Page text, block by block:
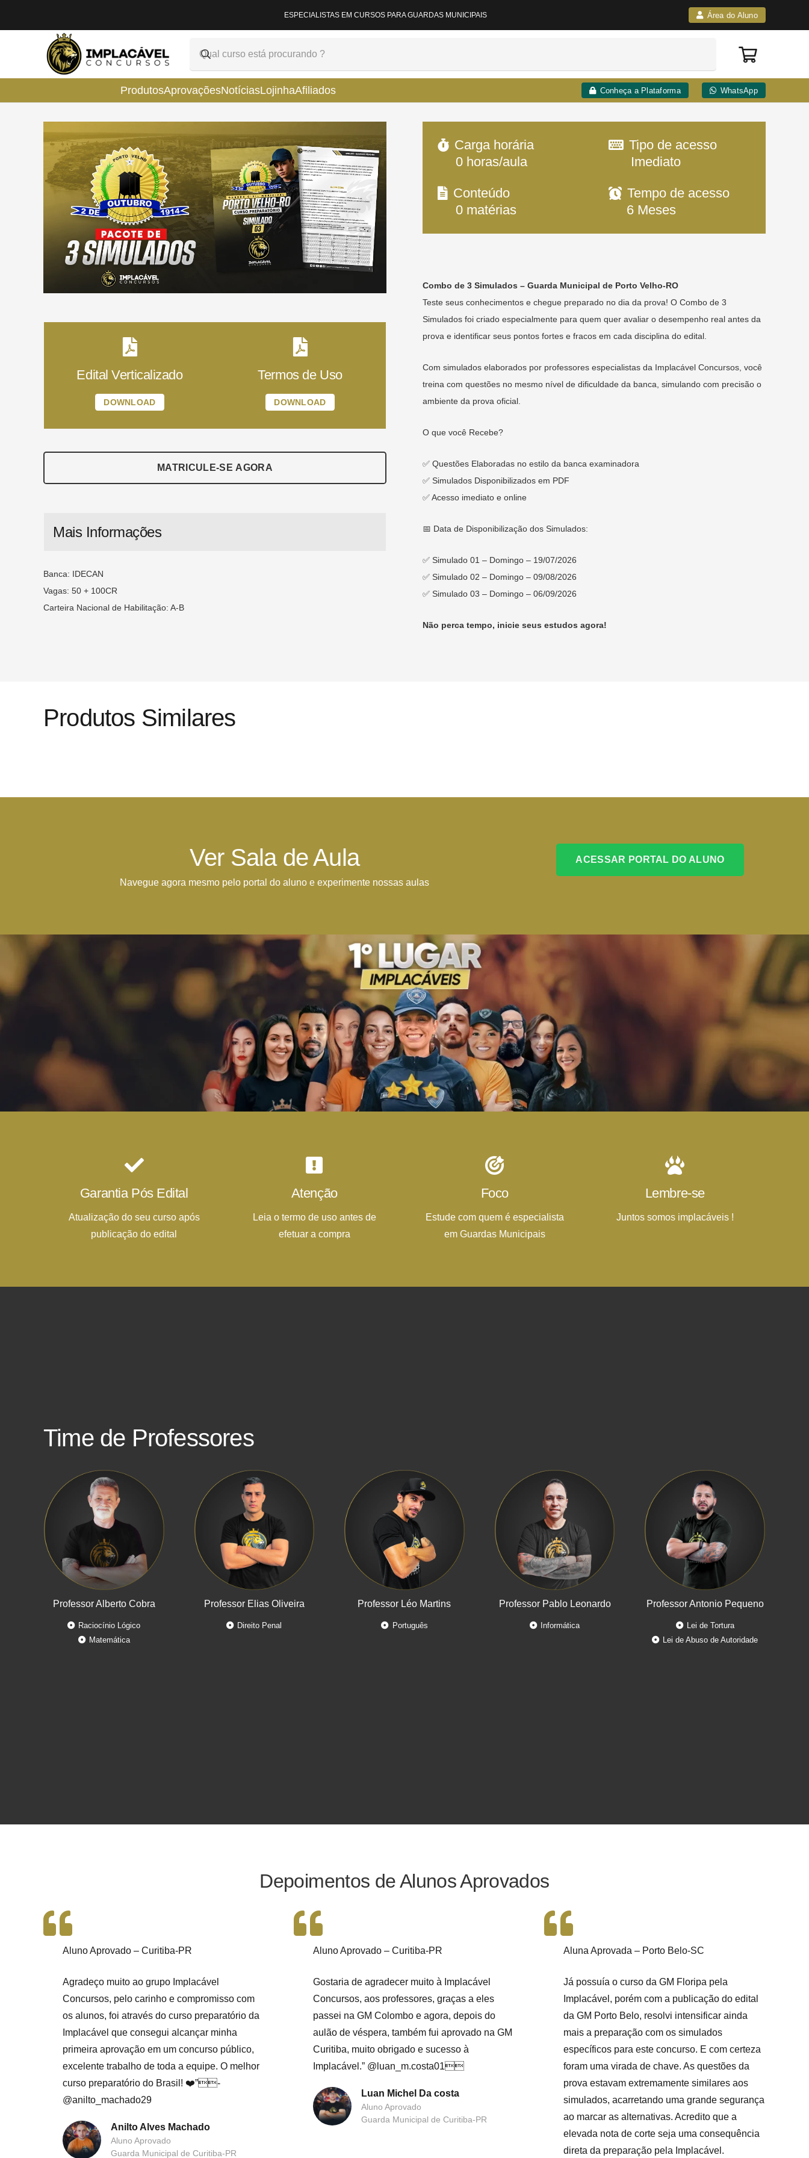
ESPECIALISTAS EM CURSOS PARA GUARDAS MUNICIPAIS Área do Aluno
ProdutosAprovaçõesNotíciasLojinhaAfiliados Conheça a Plataforma WhatsApp
Edital Verticalizado
DOWNLOAD
Termos de Uso
DOWNLOAD
MATRICULE-SE AGORA
Mais Informações
Banca: IDECAN
Vagas: 50 + 100CR
Carteira Nacional de Habilitação: A-B
Carga horária
0 horas/aula
Conteúdo
0 matérias
Tipo de acesso
Imediato
Tempo de acesso
6 Meses
Combo de 3 Simulados – Guarda Municipal de Porto Velho-RO
Teste seus conhecimentos e chegue preparado no dia da prova! O Combo de 3
Simulados foi criado especialmente para quem quer avaliar o desempenho real antes da
prova e identificar seus pontos fortes e fracos em cada disciplina do edital.
Com simulados elaborados por professores especialistas da Implacável Concursos, você
treina com questões no mesmo nível de dificuldade da banca, simulando com precisão o
ambiente da prova oficial.
O que você Recebe?
✅ Questões Elaboradas no estilo da banca examinadora
✅ Simulados Disponibilizados em PDF
✅ Acesso imediato e online
📅 Data de Disponibilização dos Simulados:
✅ Simulado 01 – Domingo – 19/07/2026
✅ Simulado 02 – Domingo – 09/08/2026
✅ Simulado 03 – Domingo – 06/09/2026
Não perca tempo, inicie seus estudos agora!
Produtos Similares
Ver Sala de Aula
Navegue agora mesmo pelo portal do aluno e experimente nossas aulas
ACESSAR PORTAL DO ALUNO
Garantia Pós Edital
Atualização do seu curso após
publicação do edital
Atenção
Leia o termo de uso antes de
efetuar a compra
Foco
Estude com quem é especialista
em Guardas Municipais
Lembre-se
Juntos somos implacáveis !
Time de Professores
Professor Alberto Cobra
Raciocínio Lógico
Matemática
Professor Elias Oliveira
Direito Penal
Professor Léo Martins
Português
Professor Pablo Leonardo
Informática
Professor Antonio Pequeno
Lei de Tortura
Lei de Abuso de Autoridade
Depoimentos de Alunos Aprovados
Aluno Aprovado – Curitiba-PR
Agradeço muito ao grupo Implacável
Concursos, pelo carinho e compromisso com
os alunos, foi através do curso preparatório da
Implacável que consegui alcançar minha
primeira aprovação em um concurso público,
excelente trabalho de toda a equipe. O melhor
curso preparatório do Brasil! ❤️”-
@anilto_machado29
Anilto Alves Machado
Aluno Aprovado
Guarda Municipal de Curitiba-PR
Aluno Aprovado – Curitiba-PR
Gostaria de agradecer muito à Implacável
Concursos, aos professores, graças a eles
passei na GM Colombo e agora, depois do
aulão de véspera, também fui aprovado na GM
Curitiba, muito obrigado e sucesso à
Implacável.” @luan_m.costa01
Luan Michel Da costa
Aluno Aprovado
Guarda Municipal de Curitiba-PR
Aluna Aprovada – Porto Belo-SC
Já possuía o curso da GM Floripa pela
Implacável, porém com a publicação do edital
da GM Porto Belo, resolvi intensificar ainda
mais a preparação com os simulados
específicos para este concurso. E com certeza
foram uma virada de chave. As questões da
prova estavam extremamente similares aos
simulados, acarretando uma grande segurança
ao marcar as alternativas. Acredito que a
elevada nota de corte seja uma consequência
direta da preparação pela Implacável.